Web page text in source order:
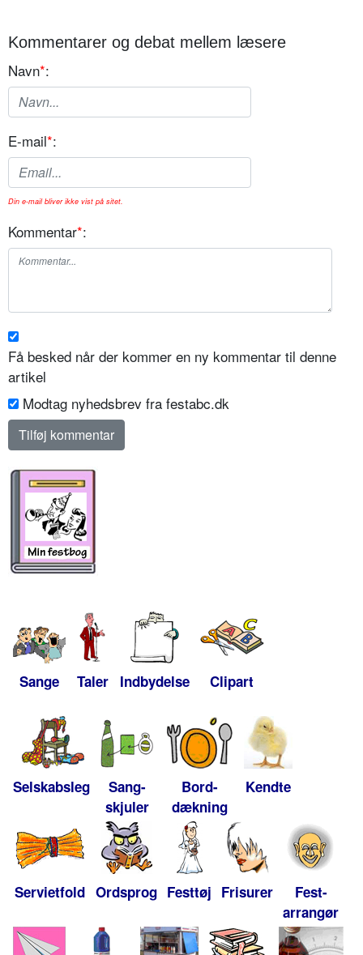
Kommentarer og debat mellem læsere
Navn*:
E-mail*:
Din e-mail bliver ikke vist på sitet.
Kommentar*:
Få besked når der kommer en ny kommentar til denne
artikel
Modtag nyhedsbrev fra festabc.dk
Sange Taler Indbydelse Clipart
Selskabsleg
Sang-
skjuler
Bord-
dækning
Kendte
Servietfold Ordsprog Festtøj Frisurer
Fest-
arrangør